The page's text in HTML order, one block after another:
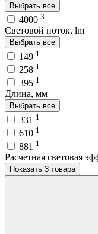
Выбрать все
4000 3
Световой поток, lm
Выбрать все
149 1
258 1
395 1
Длина, мм
Выбрать все
331 1
610 1
881 1
Расчетная световая
Показать 3 товара